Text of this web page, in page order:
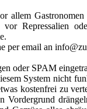
allem
Repressalien
per email an
oder SPAM
System nicht
kostenfrei zu
Vordergrund